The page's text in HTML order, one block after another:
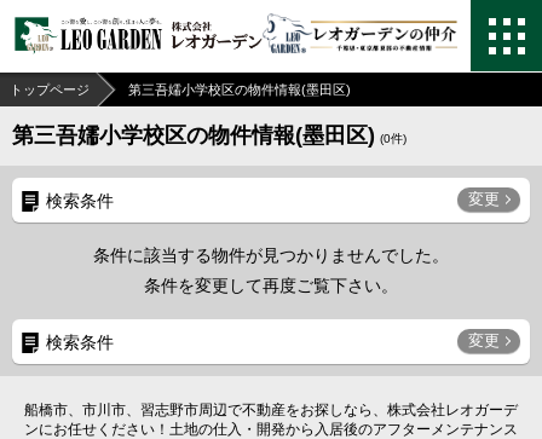
トップページ 第三吾嬬小学校区の物件情報(墨田区)
第三吾嬬小学校区の物件情報(墨田区) (0件)
検索条件 変更
条件に該当する物件が見つかりませんでした。
条件を変更して再度ご覧下さい。
検索条件 変更
船橋市、市川市、習志野市周辺で不動産をお探しなら、株式会社レオガーデ
ンにお任せください！土地の仕入・開発から入居後のアフターメンテナンス